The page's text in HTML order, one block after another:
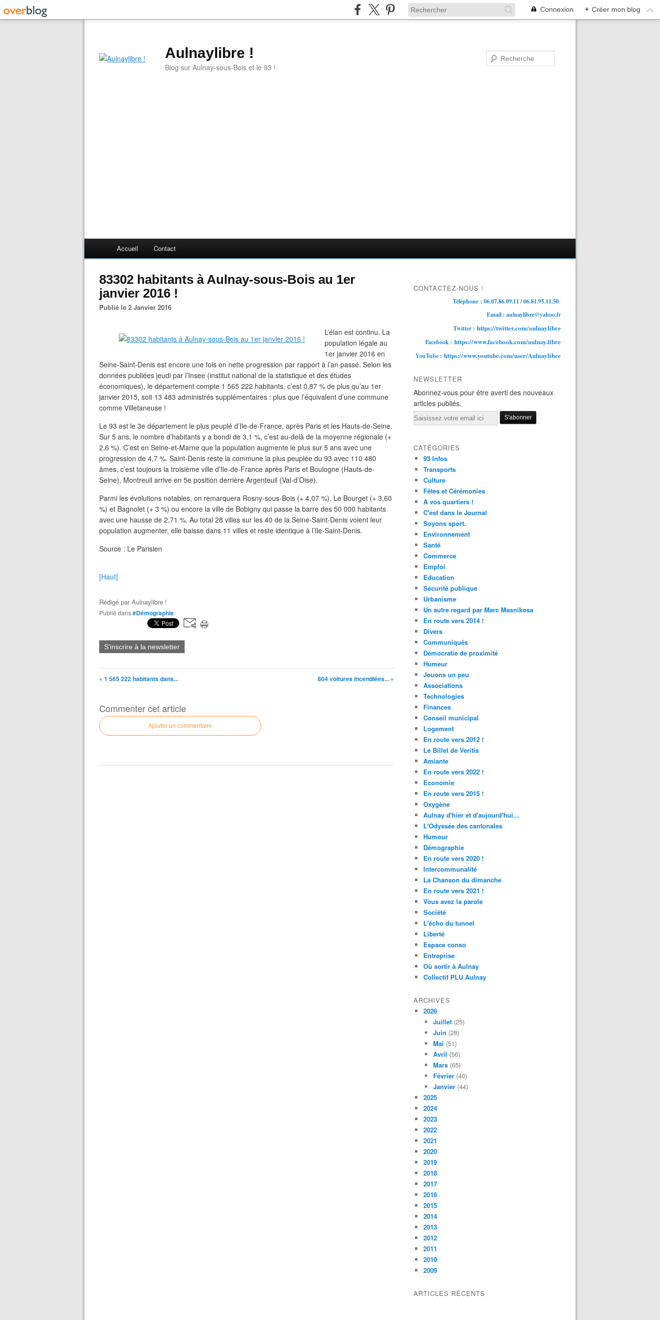
Connexion + Créer mon blog
Aulnaylibre !
Blog sur Aulnay-sous-Bois et le 93 !
Accueil Contact
83302 habitants à Aulnay-sous-Bois au 1er
janvier 2016 !
Publié le 2 Janvier 2016
L’élan est continu. La
population légale au
1er janvier 2016 en
Seine-Saint-Denis est encore une fois en nette progression par rapport à l’an passé. Selon les
données publiées jeudi par l’Insee (institut national de la statistique et des études
économiques), le département compte 1 565 222 habitants, c’est 0,87 % de plus qu’au 1er
janvier 2015, soit 13 483 administrés supplémentaires : plus que l’équivalent d’une commune
comme Villetaneuse !
Le 93 est le 3e département le plus peuplé d’Ile-de-France, après Paris et les Hauts-de-Seine.
Sur 5 ans, le nombre d’habitants y a bondi de 3,1 %, c’est au-delà de la moyenne régionale (+
2,6 %). C’est en Seine-et-Marne que la population augmente le plus sur 5 ans avec une
progression de 4,7 %. Saint-Denis reste la commune la plus peuplée du 93 avec 110 480
âmes, c’est toujours la troisième ville d’Ile-de-France après Paris et Boulogne (Hauts-de-
Seine), Montreuil arrive en 5e position derrière Argenteuil (Val-d’Oise).
Parmi les évolutions notables, on remarquera Rosny-sous-Bois (+ 4,07 %), Le Bourget (+ 3,60
%) et Bagnolet (+ 3 %) ou encore la ville de Bobigny qui passe la barre des 50 000 habitants
avec une hausse de 2,71 %. Au total 28 villes sur les 40 de la Seine-Saint-Denis voient leur
population augmenter, elle baisse dans 11 villes et reste identique à l’Ile-Saint-Denis.
Source : Le Parisien
[Haut]
Rédigé parAulnaylibre !
Publié dans#Démographie
S'inscrire à la newsletter
« 1 565 222 habitants dans... 804 voitures incendiées... »
Commenter cet article
Ajouter un commentaire
CONTACTEZ-NOUS !
Téléphone : 06.07.86.09.11 / 06.81.95.11.50
Email : aulnaylibre@yahoo.fr
Twitter : https://twitter.com/aulnaylibre
Facebook : https://www.facebook.com/aulnay.libre
YouTube : https://www.youtube.com/user/Aulnaylibre
NEWSLETTER
Abonnez-vous pour être averti des nouveaux
articles publiés.
Email
CATÉGORIES
93 Infos
Transports
Culture
Fêtes et Cérémonies
A vos quartiers !
C'est dans le Journal
Soyons sport.
Environnement
Santé
Commerce
Emploi
Education
Sécurité publique
Urbanisme
Un autre regard par Marc Masnikosa
En route vers 2014 !
Divers
Communiqués
Démocratie de proximité
Humeur
Jouons un peu
Associations
Technologies
Finances
Conseil municipal
Logement
En route vers 2012 !
Le Billet de Veritis
Amiante
En route vers 2022 !
Economie
En route vers 2015 !
Oxygène
Aulnay d'hier et d'aujourd'hui...
L'Odyssée des cantonales
Humour
Démographie
En route vers 2020 !
Intercommunalité
La Chanson du dimanche
En route vers 2021 !
Vous avez la parole
Société
L'écho du tunnel
Liberté
Espace conso
Entreprise
Où sortir à Aulnay
Collectif PLU Aulnay
ARCHIVES
2026
Juillet (25)
Juin (28)
Mai (51)
Avril (56)
Mars (65)
Février (40)
Janvier (44)
2025
2024
2023
2022
2021
2020
2019
2018
2017
2016
2015
2014
2013
2012
2011
2010
2009
ARTICLES RÉCENTS